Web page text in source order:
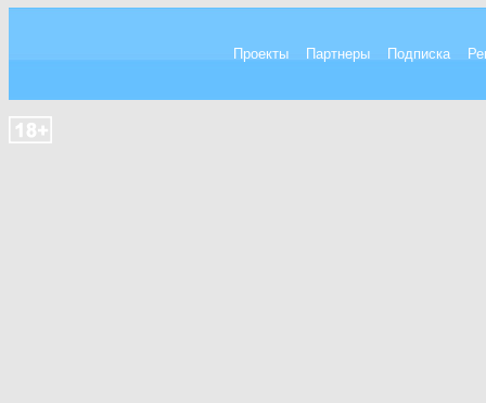
Проекты Партнеры Подписка